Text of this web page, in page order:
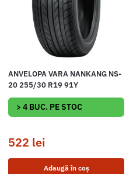
ANVELOPA VARA NANKANG NS-
20 255/30 R19 91Y
> 4 BUC. PE STOC
522 lei
Adaugă în coș